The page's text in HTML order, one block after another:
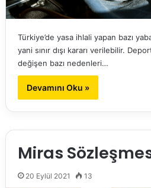
Türkiye’de yasa ihlali yapan bazı
yani sınır dışı kararı verilebilir.
değişen bazı nedenleri…
Devamını Oku »
Miras
20 Eylül 2021 13